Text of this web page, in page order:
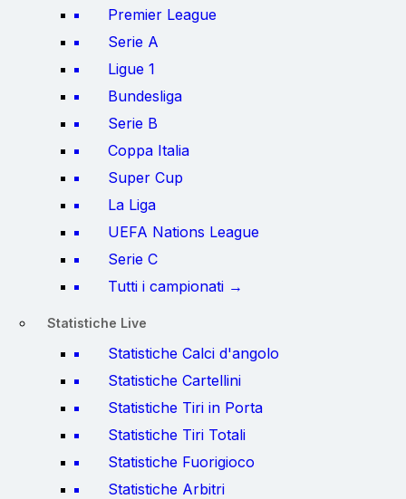
Premier League
Serie A
Ligue 1
Bundesliga
Serie B
Coppa Italia
Super Cup
La Liga
UEFA Nations League
Serie C
Tutti i campionati →
Statistiche Live
Statistiche Calci d'angolo
Statistiche Cartellini
Statistiche Tiri in Porta
Statistiche Tiri Totali
Statistiche Fuorigioco
Statistiche Arbitri